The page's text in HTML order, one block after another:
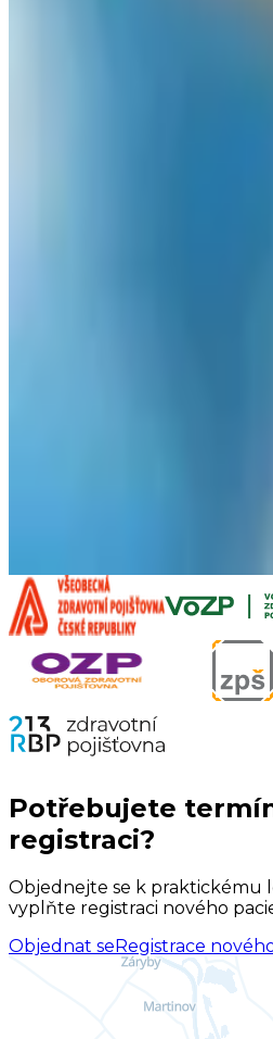
Potřebujete
registraci?
Objednejte se k praktickému
vyplňte registraci nového
Objednat seRegistrace